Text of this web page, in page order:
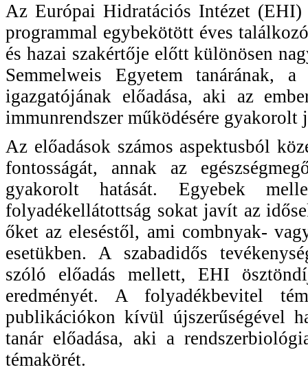
Az Európai Hidratációs Intézet
programmal egybekötött éves
és hazai szakértője előtt különösen
Semmelweis Egyetem tanárának,
igazgatójának előadása, aki az
immunrendszer működésére gyakorolt
Az előadások számos aspektusból
fontosságát, annak az
gyakorolt hatását. Egyebek
folyadékellátottság sokat javít az
őket az eleséstől, ami combnyak-
esetükben. A szabadidős
szóló előadás mellett, EHI
eredményét. A folyadékbevitel
publikációkon kívül újszerűségével
tanár előadása, aki a
témakörét.